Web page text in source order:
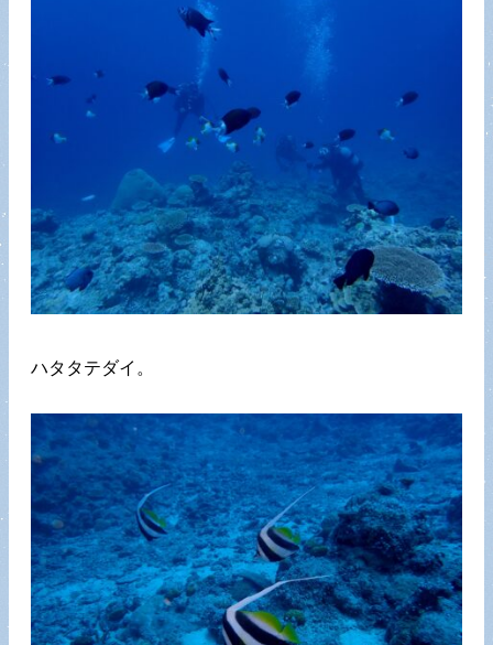
ハタタテダイ。